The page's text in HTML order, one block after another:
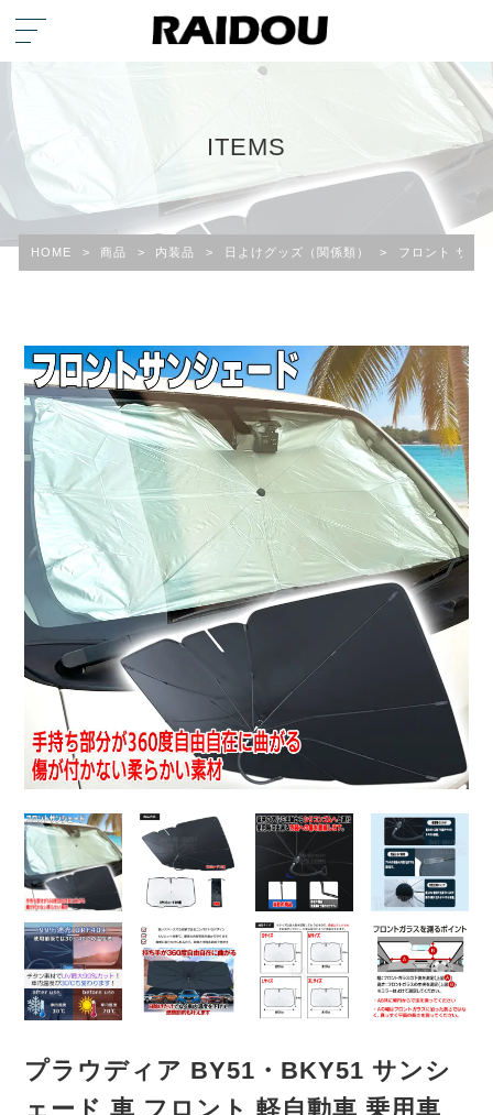
ITEMS
HOME > 商品 > 内装品 > 日よけグッズ（関係類） > フロント サン
プラウディア BY51・BKY51 サンシ
ェード 車 フロント 軽自動車 乗用車